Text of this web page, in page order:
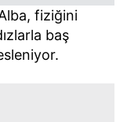
fiziğini
baş